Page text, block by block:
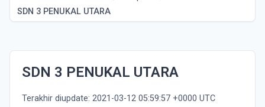
SDN 3 PENUKAL UTARA
SDN 3 PENUKAL UTARA
Terakhir diupdate: 2021-03-12 05:59:57 +0000 UTC